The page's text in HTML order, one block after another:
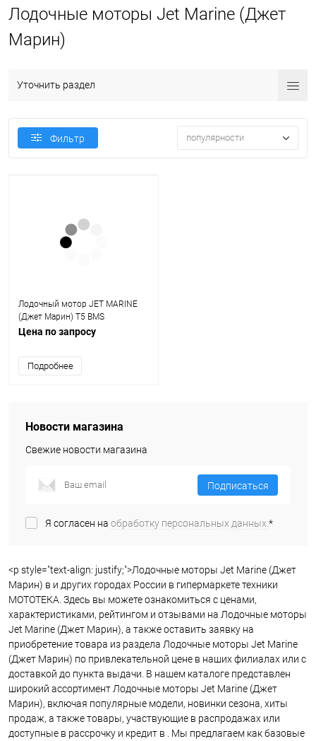
Лодочные моторы Jet Marine (Джет
Марин)
Уточнить раздел
Фильтр популярности
Лодочный мотор JET MARINE
(Джет Марин) T5 BMS
Цена по запросу
Подробнее
Новости магазина
Свежие новости магазина
Подписаться
Я согласен на обработку персональных данных.*
<p style="text-align: justify;">Лодочные моторы Jet Marine (Джет
Марин) в и других городах России в гипермаркете техники
МОТОТЕКА. Здесь вы можете ознакомиться с ценами,
характеристиками, рейтингом и отзывами на Лодочные моторы
Jet Marine (Джет Марин), а также оставить заявку на
приобретение товара из раздела Лодочные моторы Jet Marine
(Джет Марин) по привлекательной цене в наших филиалах или с
доставкой до пункта выдачи. В нашем каталоге представлен
широкий ассортимент Лодочные моторы Jet Marine (Джет
Марин), включая популярные модели, новинки сезона, хиты
продаж, а также товары, участвующие в распродажах или
доступные в рассрочку и кредит в . Мы предлагаем как базовые